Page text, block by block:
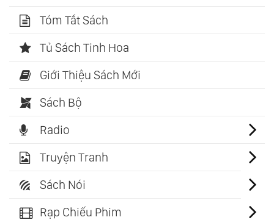
Tóm Tắt Sách
Tủ Sách Tinh Hoa
Giới Thiệu Sách Mới
Sách Bộ
Radio
Truyện Tranh
Sách Nói
Rạp Chiếu Phim